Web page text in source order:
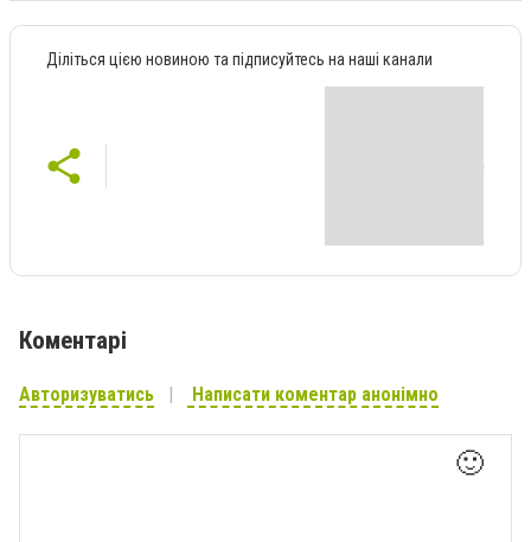
Діліться цією новиною та підписуйтесь на наші канали
Коментарі
Авторизуватись Написати коментар анонімно
🙂